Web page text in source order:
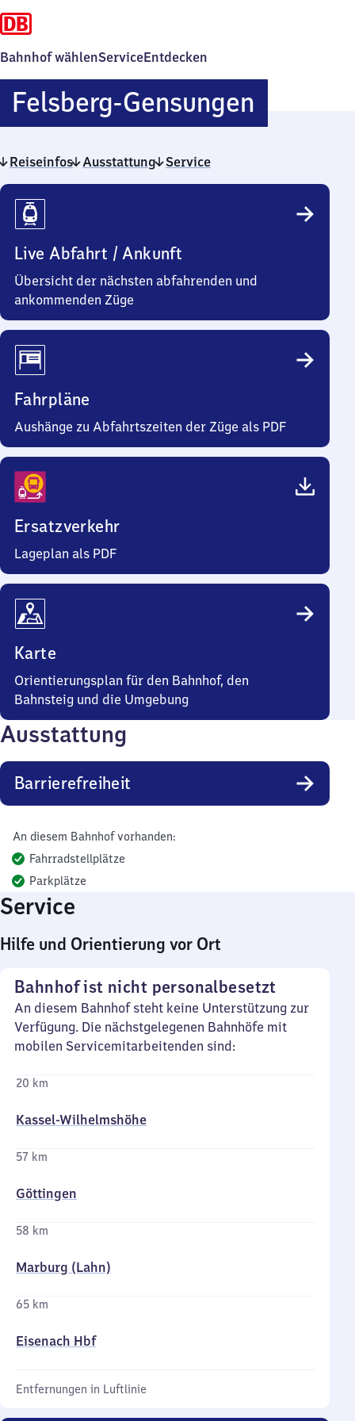
Bahnhof wählenServiceEntdecken
Felsberg-Gensungen
Reiseinfos Ausstattung Service
Reiseinfos
Live Abfahrt / Ankunft
Übersicht der nächsten abfahrenden und
ankommenden Züge
Fahrpläne
Aushänge zu Abfahrtszeiten der Züge als PDF
Ersatzverkehr
Lageplan als PDF
Karte
Orientierungsplan für den Bahnhof, den
Bahnsteig und die Umgebung
Ausstattung
Barrierefreiheit
An diesem Bahnhof vorhanden:
Fahrradstellplätze
Parkplätze
Service
Hilfe und Orientierung vor Ort
Bahnhof ist nicht personalbesetzt
An diesem Bahnhof steht keine Unterstützung zur
Verfügung. Die nächstgelegenen Bahnhöfe mit
mobilen Servicemitarbeitenden sind:
20 km
Kassel-Wilhelmshöhe
57 km
Göttingen
58 km
Marburg (Lahn)
65 km
Eisenach Hbf
Entfernungen in Luftlinie